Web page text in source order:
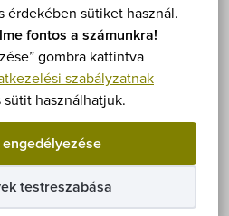
érdekében sütiket használ.
fontos a számunkra!
gombra kattintva
szabályzatnak
használhatjuk.
engedélyezése
testreszabása
Film Foglalkozás
Szabadtéri Túra